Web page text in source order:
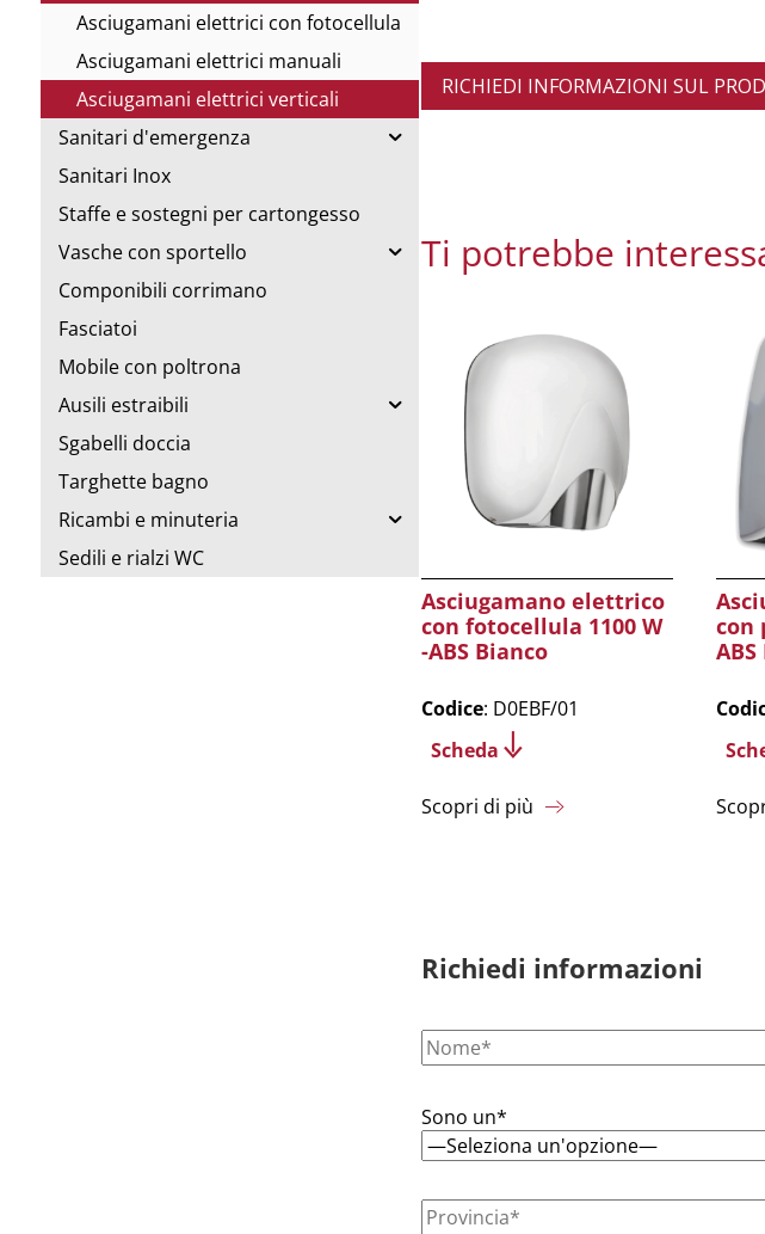
Asciugamani elettrici con fotocellula
Asciugamani elettrici manuali
Asciugamani elettrici verticali
Sanitari d'emergenza
Sanitari Inox
Staffe e sostegni per cartongesso
Vasche con sportello
Componibili corrimano
Fasciatoi
Mobile con poltrona
Ausili estraibili
Sgabelli doccia
Targhette bagno
Ricambi e minuteria
Sedili e rialzi WC
RICHIEDI INFORMAZIONI SUL
Ti potrebbe
Asciugamano elettrico
con fotocellula 1100 W
-ABS Bianco
Codice: D0EBF/01
Scheda
Scopri di più
con
Richiedi informazioni
Sono un*